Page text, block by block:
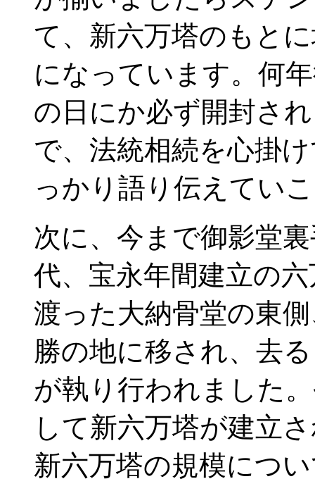
て、新六万塔のもと
になっています。何
の日にか必ず開封さ
で、法統相続を心掛
っかり語り伝えてい
次に、今まで御影堂
代、宝永年間建立の
渡った大納骨堂の東
勝の地に移され、去
が執り行われました
して新六万塔が建立
新六万塔の規模につ